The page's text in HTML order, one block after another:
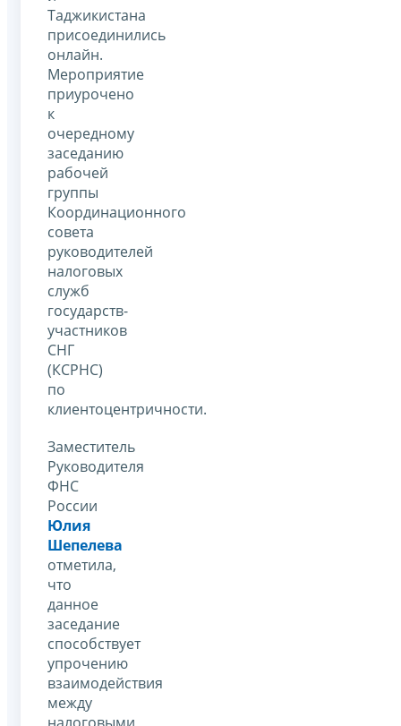
Таджикистана
присоединились
онлайн.
Мероприятие
приурочено
к
очередному
заседанию
рабочей
группы
Координационного
совета
руководителей
налоговых
служб
государств-
участников
СНГ
(КСРНС)
по
клиентоцентричности.
Заместитель
Руководителя
ФНС
России
Юлия
Шепелева
отметила,
что
данное
заседание
способствует
упрочению
взаимодействия
между
налоговыми